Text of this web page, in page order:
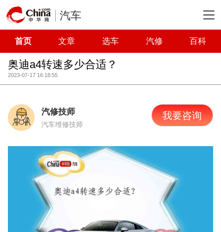
汽车
首页 文章 选车 汽修 百科
奥迪a4转速多少合适？
2023-07-17 16:18:55
汽修技师
汽车维修技师
我要咨询